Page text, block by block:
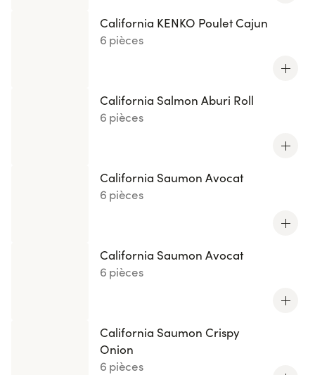
California KENKO Poulet Cajun
6 pièces
California Salmon Aburi Roll
6 pièces
California Saumon Avocat
6 pièces
California Saumon Avocat
6 pièces
California Saumon Crispy
Onion
6 pièces